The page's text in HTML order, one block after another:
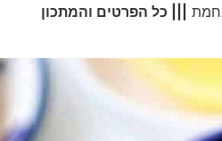
||| כל הפרטים והמתכון